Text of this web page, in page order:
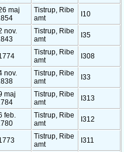
maj
Tistrup, Ribe
amt
I10
nov.
Tistrup, Ribe
amt
I35
Tistrup, Ribe
amt
I308
nov.
Tistrup, Ribe
amt
I33
maj
Tistrup, Ribe
amt
I313
feb.
Tistrup, Ribe
amt
I312
Tistrup, Ribe
amt
I311